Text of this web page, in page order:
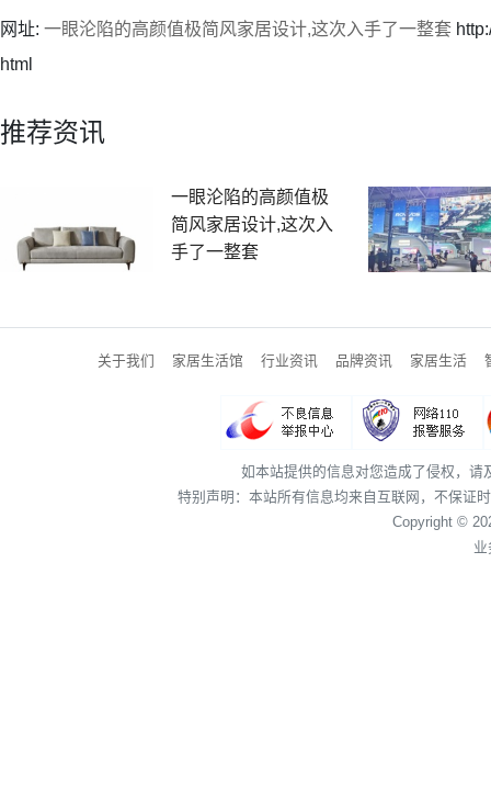
网址: 一眼沦陷的高颜值极简风家居设计,这次入手了一整套
html
推荐资讯
一眼沦陷的高颜值极
简风家居设计,这次入
手了一整套
关于我们 家居生活馆 行业资讯 品牌资讯 家居生活
如本站提供的信息对您造成了侵权，
特别声明：本站所有信息均来自互联网，不保证
Copyright ©